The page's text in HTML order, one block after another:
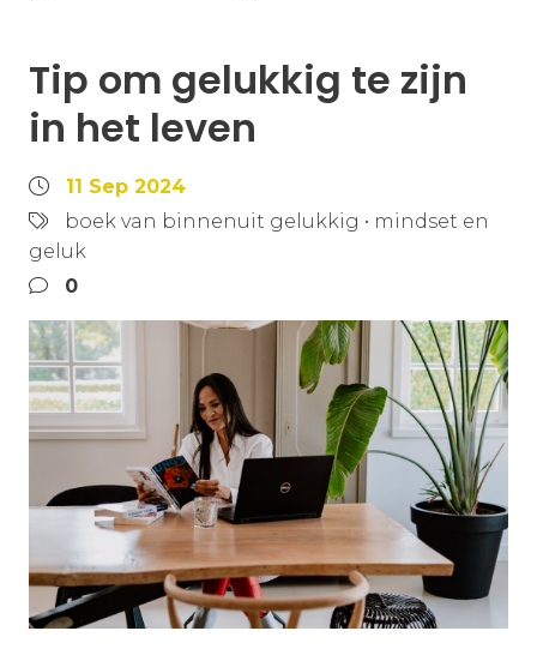
Tip om gelukkig te zijn
in het leven
11 Sep 2024
boek van binnenuit gelukkig • mindset en
geluk
0